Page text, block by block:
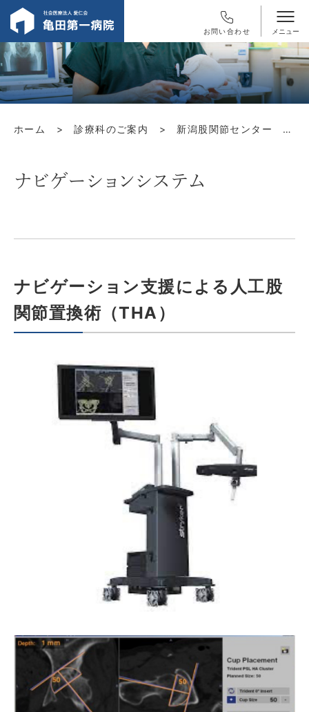
お問い合わせ
ホーム > 診療科のご案内 > 新潟股関節センター
ナビゲーションシステム
ナビゲーション支援による人工股
関節置換術（THA）